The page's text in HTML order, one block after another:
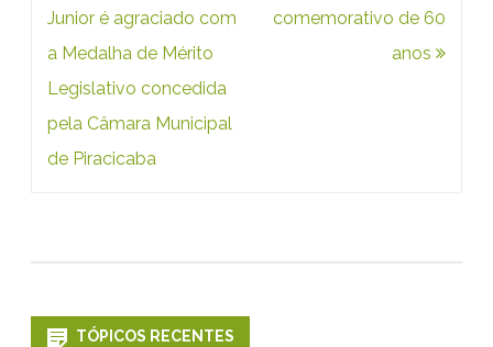
d
e
s
t
i
de
Post
Junior é agraciado com
a Medalha de Mérito
Legislativo concedida
pela Câmara Municipal
de Piracicaba
comemorativo de 60
anos
TÓPICOS RECENTES